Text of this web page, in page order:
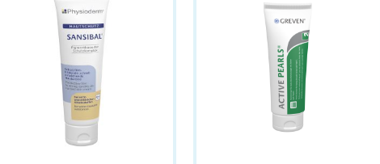
Anwendungsgebiete:
Beim Umgang mit
Reinigungs- &
Verdünnten Säuren,
Wässrigen oder